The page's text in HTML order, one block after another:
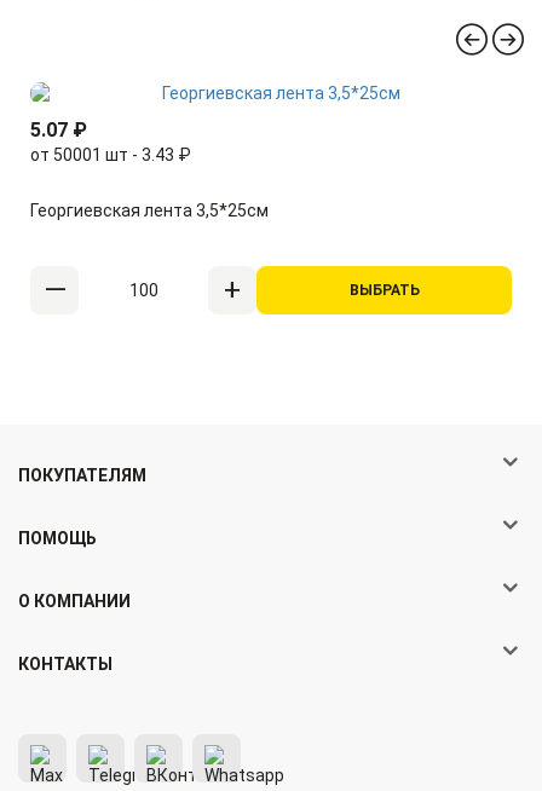
5.07 ₽
от 50001 шт - 3.43 ₽
Георгиевская лента 3,5*25см
ВЫБРАТЬ
КОНТАКТЫ
ПОКУПАТЕЛЯМ
ПОМОЩЬ
О КОМПАНИИ